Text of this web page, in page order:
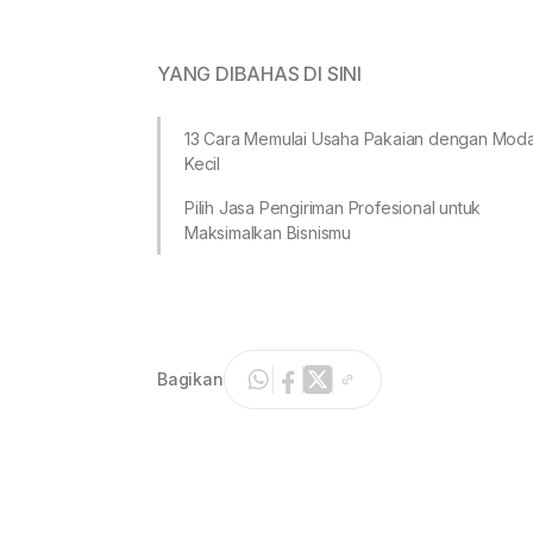
YANG DIBAHAS DI SINI
13 Cara Memulai Usaha Pakaian dengan
Kecil
Pilih Jasa Pengiriman Profesional untuk
Maksimalkan Bisnismu
Bagikan